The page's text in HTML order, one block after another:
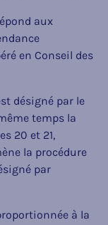
aux
en Conseil des
désigné par le
temps la
20 et 21,
la procédure
par
à la